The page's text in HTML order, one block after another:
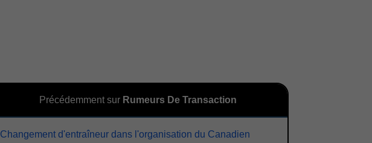
Précédemment sur Rumeurs De Transaction
Changement d'entraîneur dans l'organisation du Canadien